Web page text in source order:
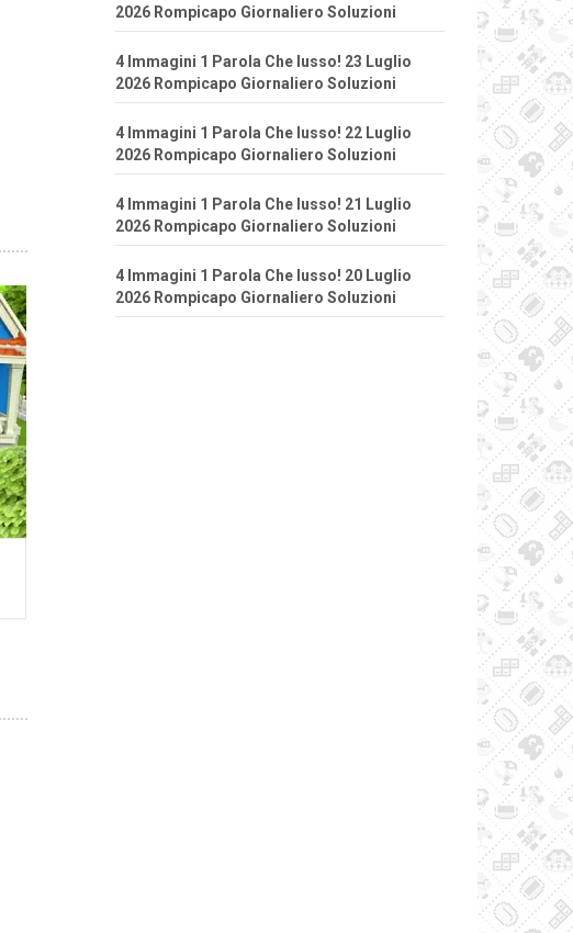
2026 Rompicapo Giornaliero Soluzioni
4 Immagini 1 Parola Che lusso! 23 Luglio
2026 Rompicapo Giornaliero Soluzioni
4 Immagini 1 Parola Che lusso! 22 Luglio
2026 Rompicapo Giornaliero Soluzioni
4 Immagini 1 Parola Che lusso! 21 Luglio
2026 Rompicapo Giornaliero Soluzioni
4 Immagini 1 Parola Che lusso! 20 Luglio
2026 Rompicapo Giornaliero Soluzioni